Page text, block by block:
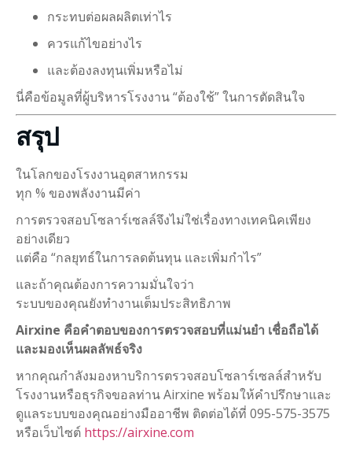
กระทบต่อผลผลิตเท่าไร
ควรแก้ไขอย่างไร
และต้องลงทุนเพิ่มหรือไม่
นี่คือข้อมูลที่ผู้บริหารโรงงาน “ต้องใช้” ในการตัดสินใจ
สรุป
ในโลกของโรงงานอุตสาหกรรม
ทุก % ของพลังงานมีค่า
การตรวจสอบโซลาร์เซลล์จึงไม่ใช่เรื่องทางเทคนิคเพียง
อย่างเดียว
แต่คือ “กลยุทธ์ในการลดต้นทุน และเพิ่มกำไร”
และถ้าคุณต้องการความมั่นใจว่า
ระบบของคุณยังทำงานเต็มประสิทธิภาพ
Airxine คือคำตอบของการตรวจสอบที่แม่นยำ เชื่อถือได้
และมองเห็นผลลัพธ์จริง
หากคุณกำลังมองหาบริการตรวจสอบโซลาร์เซลล์สำหรับ
โรงงานหรือธุรกิจขอลท่าน Airxine พร้อมให้คำปรึกษาและ
ดูแลระบบของคุณอย่างมืออาชีพ ติดต่อได้ที่ 095-575-3575
หรือเว็บไซต์ https://airxine.com